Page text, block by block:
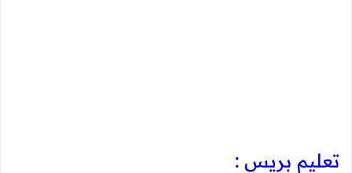
تعليم بريس :